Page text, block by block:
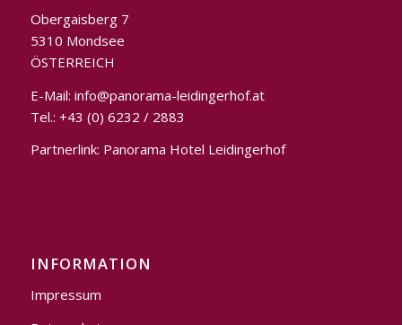
Obergaisberg 7
5310 Mondsee
ÖSTERREICH
E-Mail: info@panorama-leidingerhof.at
Tel.: +43 (0) 6232 / 2883
Partnerlink: Panorama Hotel Leidingerhof
INFORMATION
Impressum